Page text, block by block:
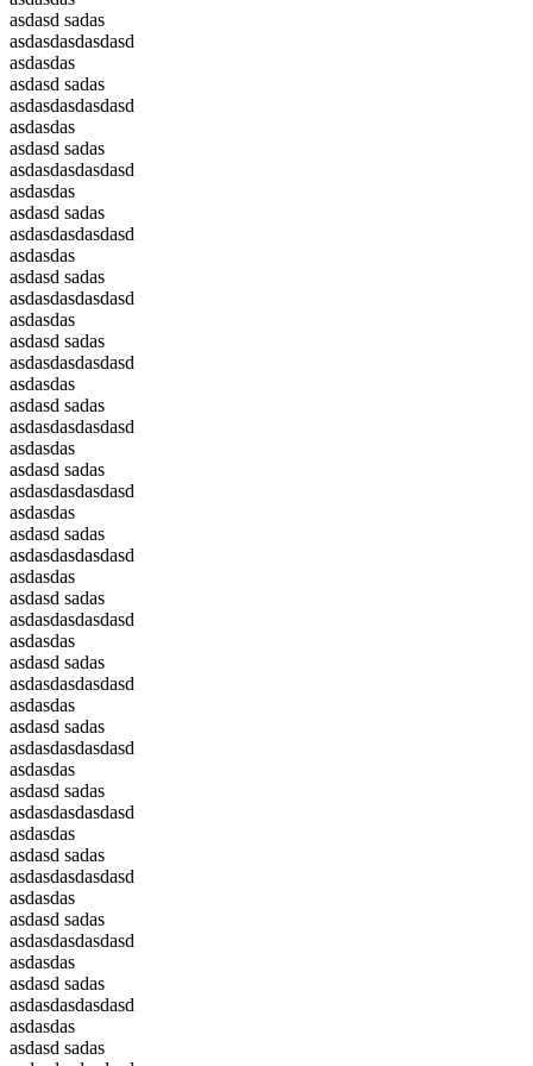
asdasd sadas
asdasdasdasdasd
asdasdas
asdasd sadas
asdasdasdasdasd
asdasdas
asdasd sadas
asdasdasdasdasd
asdasdas
asdasd sadas
asdasdasdasdasd
asdasdas
asdasd sadas
asdasdasdasdasd
asdasdas
asdasd sadas
asdasdasdasdasd
asdasdas
asdasd sadas
asdasdasdasdasd
asdasdas
asdasd sadas
asdasdasdasdasd
asdasdas
asdasd sadas
asdasdasdasdasd
asdasdas
asdasd sadas
asdasdasdasdasd
asdasdas
asdasd sadas
asdasdasdasdasd
asdasdas
asdasd sadas
asdasdasdasdasd
asdasdas
asdasd sadas
asdasdasdasdasd
asdasdas
asdasd sadas
asdasdasdasdasd
asdasdas
asdasd sadas
asdasdasdasdasd
asdasdas
asdasd sadas
asdasdasdasdasd
asdasdas
asdasd sadas